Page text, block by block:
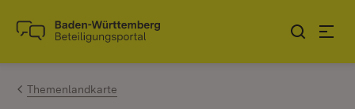
Zum Inhalt springen
Link zur Startseite
Themenlandkarte